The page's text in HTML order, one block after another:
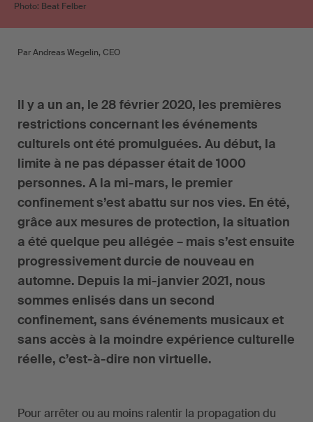
Photo: Beat Felber
Par Andreas Wegelin, CEO
Il y a un an, le 28 février 2020, les premières
restrictions concernant les événements
culturels ont été promulguées. Au début, la
limite à ne pas dépasser était de 1000
personnes. A la mi-mars, le premier
confinement s’est abattu sur nos vies. En été,
grâce aux mesures de protection, la situation
a été quelque peu allégée – mais s’est ensuite
progressivement durcie de nouveau en
automne. Depuis la mi-janvier 2021, nous
sommes enlisés dans un second
confinement, sans événements musicaux et
sans accès à la moindre expérience culturelle
réelle, c’est-à-dire non virtuelle.
Pour arrêter ou au moins ralentir la propagation du